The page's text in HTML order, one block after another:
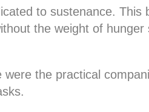
to sustenance. This
the weight of hunger
the practical